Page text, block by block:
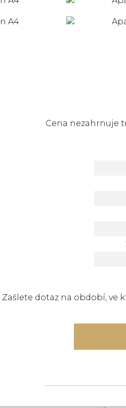
Cena nezahrnuje
Zašlete dotaz na období, ve